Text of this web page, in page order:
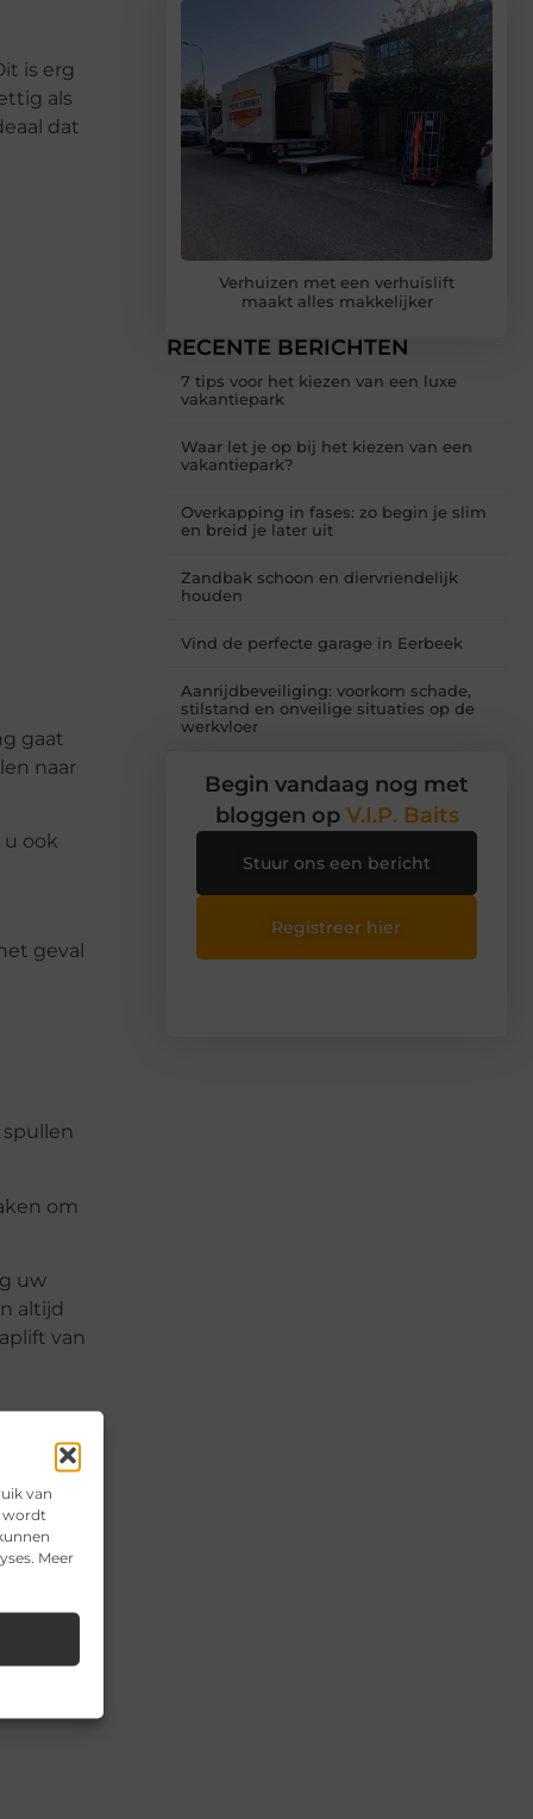
van
wordt
Meer
is erg
als
dat
gaat
naar
ook
geval
om
uw
altijd
van
Verhuizen met een verhuislift
maakt alles makkelijker
RECENTE BERICHTEN
7 tips voor het kiezen van een luxe
vakantiepark
Waar let je op bij het kiezen van een
vakantiepark?
Overkapping in fases: zo begin je slim
en breid je later uit
Zandbak schoon en diervriendelijk
houden
Vind de perfecte garage in Eerbeek
Aanrijdbeveiliging: voorkom schade,
stilstand en onveilige situaties op de
werkvloer
Begin vandaag nog met
bloggen op V.I.P. Baits
Stuur ons een bericht
Registreer hier